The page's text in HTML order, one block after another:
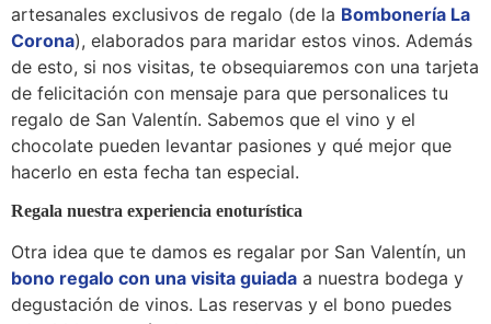
artesanales exclusivos de regalo (de la Bombonería La
Corona), elaborados para maridar estos vinos. Además
de esto, si nos visitas, te obsequiaremos con una tarjeta
de felicitación con mensaje para que personalices tu
regalo de San Valentín. Sabemos que el vino y el
chocolate pueden levantar pasiones y qué mejor que
hacerlo en esta fecha tan especial.
Regala nuestra experiencia enoturística
Otra idea que te damos es regalar por San Valentín, un
bono regalo con una visita guiada a nuestra bodega y
degustación de vinos. Las reservas y el bono puedes